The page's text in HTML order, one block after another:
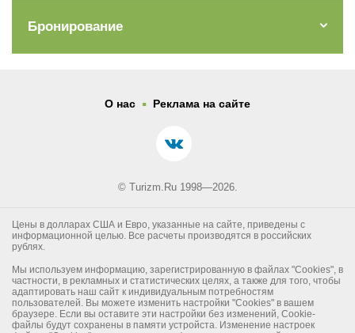
Бронирование
О нас . Реклама на сайте
© Turizm.Ru 1998—2026.
Цены в долларах США и Евро, указанные на сайте, приведены с
информационной целью. Все расчеты производятся в российских
рублях.
Мы используем информацию, зарегистрированную в файлах "Cookies", в
частности, в рекламных и статистических целях, а также для того, чтобы
адаптировать наш сайт к индивидуальным потребностям
пользователей. Вы можете изменить настройки "Cookies" в вашем
браузере. Если вы оставите эти настройки без изменений, Cookie-
файлы будут сохранены в памяти устройста. Изменение настроек